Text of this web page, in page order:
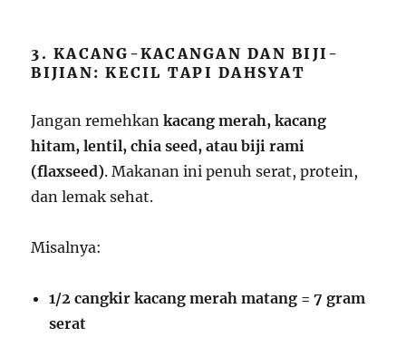
3. KACANG-KACANGAN DAN BIJI-
BIJIAN: KECIL TAPI DAHSYAT
Jangan remehkankacang merah, kacang
hitam, lentil, chia seed, atau biji rami
(flaxseed). Makanan ini penuh serat, protein,
dan lemak sehat.
Misalnya:
1/2 cangkir kacang merah matang = 7 gram
serat